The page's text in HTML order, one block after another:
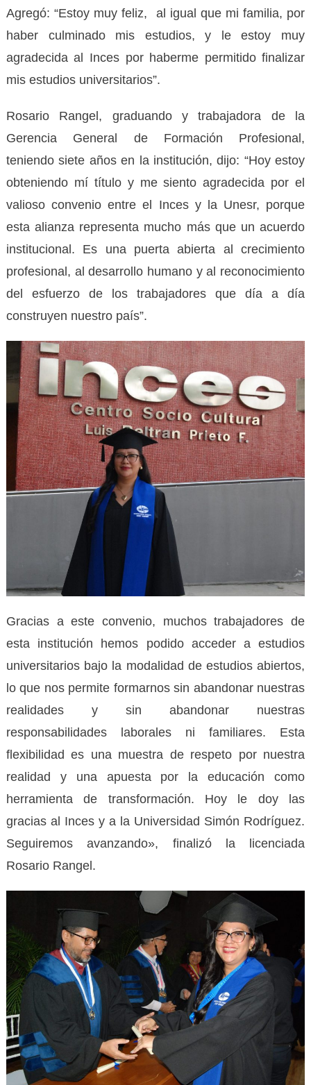
Agregó: “Estoy muy feliz, al igual que mi familia, por
haber culminado mis estudios, y le estoy muy
agradecida al Inces por haberme permitido finalizar
mis estudios universitarios”.
Rosario Rangel, graduando y trabajadora de la
Gerencia General de Formación Profesional,
teniendo siete años en la institución, dijo: “Hoy estoy
obteniendo mí título y me siento agradecida por el
valioso convenio entre el Inces y la Unesr, porque
esta alianza representa mucho más que un acuerdo
institucional. Es una puerta abierta al crecimiento
profesional, al desarrollo humano y al reconocimiento
del esfuerzo de los trabajadores que día a día
construyen nuestro país”.
Gracias a este convenio, muchos trabajadores de
esta institución hemos podido acceder a estudios
universitarios bajo la modalidad de estudios abiertos,
lo que nos permite formarnos sin abandonar nuestras
realidades y sin abandonar nuestras
responsabilidades laborales ni familiares. Esta
flexibilidad es una muestra de respeto por nuestra
realidad y una apuesta por la educación como
herramienta de transformación. Hoy le doy las
gracias al Inces y a la Universidad Simón Rodríguez.
Seguiremos avanzando», finalizó la licenciada
Rosario Rangel.